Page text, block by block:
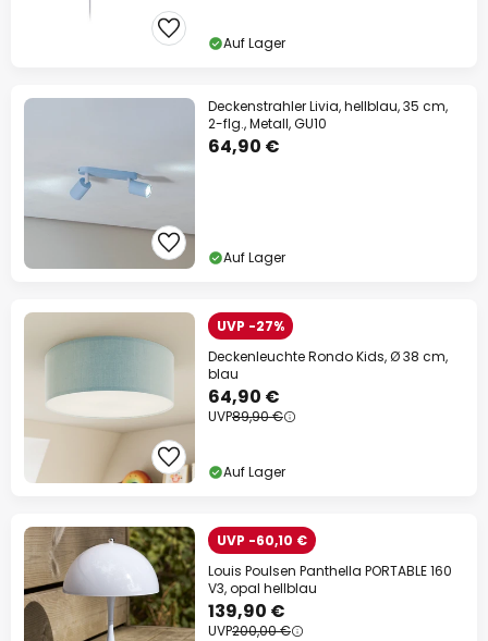
Auf Lager
Deckenstrahler Livia, hellblau, 35 cm,
2-flg., Metall, GU10
64,90 €
Auf Lager
UVP -27%
Deckenleuchte Rondo Kids, Ø 38 cm,
blau
64,90 €
UVP89,90 €
Auf Lager
UVP -60,10 €
Louis Poulsen Panthella PORTABLE 160
V3, opal hellblau
139,90 €
UVP200,00 €